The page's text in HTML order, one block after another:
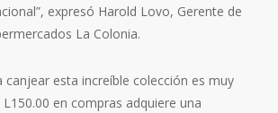
expresó Harold Lovo, Gerente de
La Colonia.
canjear esta increíble colección es muy
en compras adquiere una